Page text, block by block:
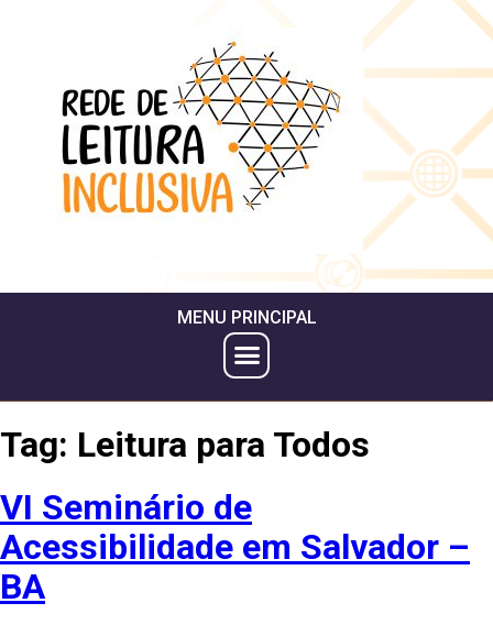
MENU PRINCIPAL
Tag: Leitura para Todos
VI Seminário de
Acessibilidade em Salvador –
BA